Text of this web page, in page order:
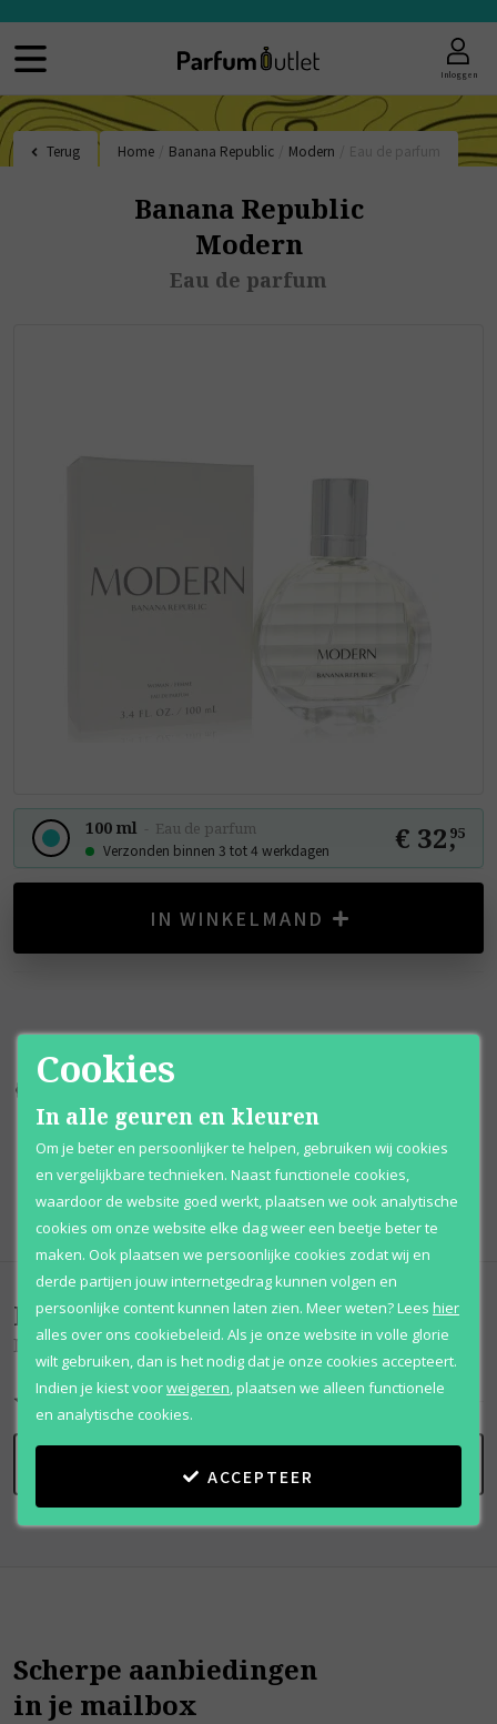
Inloggen
Terug Home Banana Republic Modern
Banana Republic
Modern
Eau de parfum
100 ml Eau de parfum
Verzonden binnen 3 tot 4 werkdagen € 32,
95
IN WINKELMAND
100% originele Afhalen mogelijk
Qshops Keurmerk
Beoordelingen(0)
Modern
SCHRIJF BEOORDELING
Scherpe aanbiedingen
in je mailbox
Cookies
In alle geuren en kleuren
Om je beter en persoonlijker te helpen, gebruiken wij cookies
en vergelijkbare technieken. Naast functionele cookies,
waardoor de website goed werkt, plaatsen we ook analytische
cookies om onze website elke dag weer een beetje beter te
maken. Ook plaatsen we persoonlijke cookies zodat wij en
derde partijen jouw internetgedrag kunnen volgen en
persoonlijke content kunnen laten zien. Meer weten?Lees hier
alles over ons cookiebeleid. Als je onze website in volle glorie
wilt gebruiken, dan is het nodig dat je onze cookies accepteert.
Indien je kiest voorweigeren,plaatsen we alleen functionele
en analytische cookies.
ACCEPTEER